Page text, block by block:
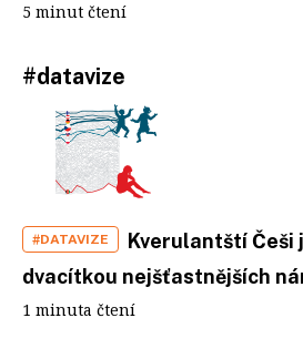
5 minut čtení
#datavize
#DATAVIZE
Kverulantští Češi
dvacítkou nejšťastnějších
1 minuta čtení